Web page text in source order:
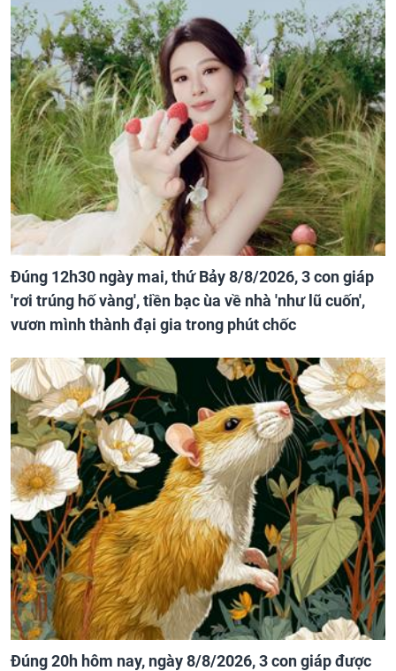
Đúng 12h30 ngày mai, thứ Bảy 8/8/2026, 3 con giáp
'rơi trúng hố vàng', tiền bạc ùa về nhà 'như lũ cuốn',
vươn mình thành đại gia trong phút chốc
Đúng 20h hôm nay, ngày 8/8/2026, 3 con giáp được